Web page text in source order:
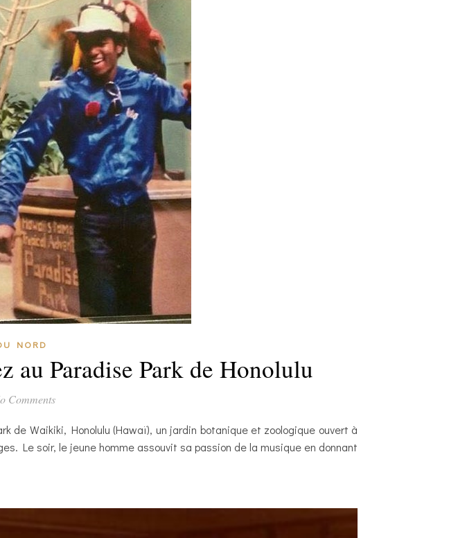
NORD
au Paradise Park de Honolulu
Comments
Waikiki, Honolulu (Hawaï), un jardin botanique et zoologique ouvert à
Le soir, le jeune homme assouvit sa passion de la musique en donnant